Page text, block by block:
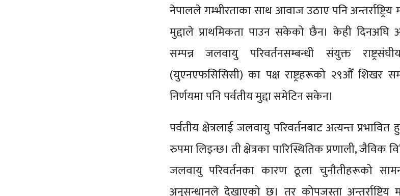
नेपालले गम्भीरताका साथ आवाज उठाए पनि
मुद्दाले प्राथमिकता पाउन सकेको छैन। केही दिनअघि
सम्पन्न जलवायु परिवर्तनसम्बन्धी संयुक्त
(युएनएफसिसिसी) का पक्ष राष्ट्रहरूको २९औँ शिखर
निर्णयमा पनि पर्वतीय मुद्दा समेटिन सकेन।
पर्वतीय क्षेत्रलाई जलवायु परिवर्तनबाट अत्यन्त
रुपमा लिइन्छ। ती क्षेत्रका पारिस्थितिक प्रणाली, जैविक
जलवायु परिवर्तनका कारण ठूला चुनौतीहरूको
अनुसन्धानले देखाएको छ। तर कोपजस्ता अन्तर्राष्ट्रिय